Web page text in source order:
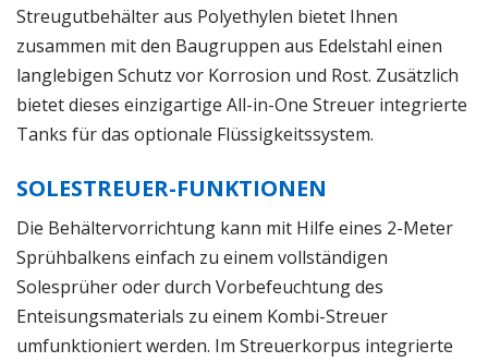
Streugutbehälter aus Polyethylen bietet Ihnen
zusammen mit den Baugruppen aus Edelstahl einen
langlebigen Schutz vor Korrosion und Rost. Zusätzlich
bietet dieses einzigartige All-in-One Streuer integrierte
Tanks für das optionale Flüssigkeitssystem.
SOLESTREUER-FUNKTIONEN
Die Behältervorrichtung kann mit Hilfe eines 2-Meter
Sprühbalkens einfach zu einem vollständigen
Solesprüher oder durch Vorbefeuchtung des
Enteisungsmaterials zu einem Kombi-Streuer
umfunktioniert werden. Im Streuerkorpus integrierte